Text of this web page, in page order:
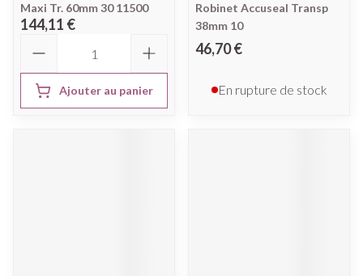
Maxi Tr. 60mm 30 11500
144,11 €
Ajouter au panier
Robinet Accuseal Transp
38mm 10
46,70 €
En rupture de stock